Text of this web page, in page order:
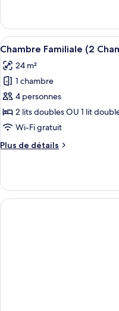
avec
lits
jumeaux,
2
lits
une
place
le
type
de
Chambre
Standard
avec
lits
jumeaux,
2
lits
une
Afficher
toutes
les
photos
pour
ce
type
chambre :
(2
Chambres
6
Chambre Familiale (2
24 m²
1 chambre
4 personnes
2 lits doubles OU 1 lit
Wi-Fi gratuit
Plus de détails
Plus
le
type
de